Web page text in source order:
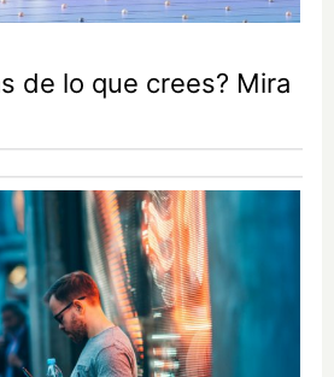
de lo que crees? Mira